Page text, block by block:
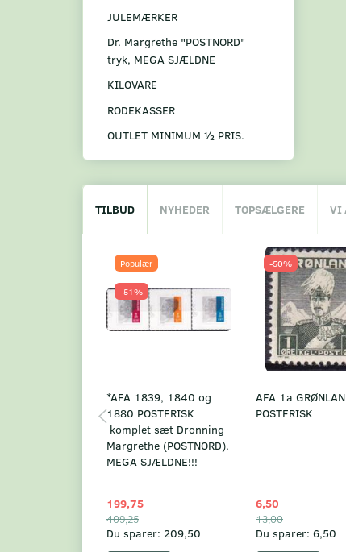
JULEMÆRKER
Dr. Margrethe "POSTNORD"
tryk, MEGA SJÆLDNE
KILOVARE
RODEKASSER
OUTLET MINIMUM ½ PRIS.
TILBUD NYHEDER TOPSÆLGERE VI
Populær
-51%
*AFA 1839, 1840 og
1880 POSTFRISK
komplet sæt Dronning
Margrethe (POSTNORD).
MEGA SJÆLDNE!!!
199,75
409,25
Du sparer: 209,50
-50%
AFA 1a
POSTFRISK
6,50
13,00
Du sparer: 6,50